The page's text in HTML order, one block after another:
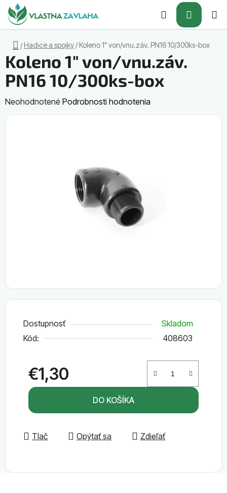
Prejsť
na
obsah
Hľadať
KOŠÍK
Domov
/ Hadice a spojky / Koleno 1" von/vnu.záv. PN16 10/300ks-box
Dostupnosť
Skladom
Kód:
408603
€1,30
Jednotková cena:
DO KOŠÍKA
Tlač Opýtať sa Zdieľať
Koleno 1" von/vnu.záv.
PN16 10/300ks-box
Priemerné
hodnotenie
Neohodnotené Podrobnosti hodnotenia